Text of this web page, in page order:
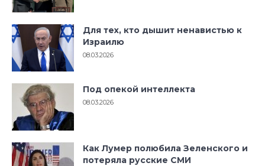
Для тех, кто дышит ненавистью к
Израилю
08.03.2026
Под опекой интеллекта
08.03.2026
Как Лумер полюбила Зеленского и
потеряла русские СМИ